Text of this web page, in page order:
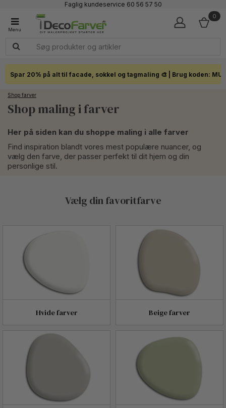
Faglig kundeservice 60 56 57 50
Click & Collect i hele landet
0
Spar 20% på alt til facade, sokkel og tagmaling 🎨 | Brug koden:
Shop farver
Shop maling i farver
Her på siden kan du shoppe maling i alle farver
Find inspiration blandt vores mest populære nuancer, og
vælg den farve, der passer perfekt til dit hjem og din
personlige stil.
Vælg din favoritfarve
Hvide farver Beige farver